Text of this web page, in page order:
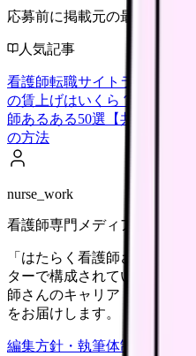
応募前に掲載元の最新情報を
人気記事
看護師転職サイトランキング
の賃上げはいくら？2026年
師あるある50選【共感必至】
の方法
nurse_work
看護師専門メディア
「はたらく看護師さん」編
ターで構成されています。
師さんのキャリア・転職・
をお届けします。
編集方針・執筆体制・監修体